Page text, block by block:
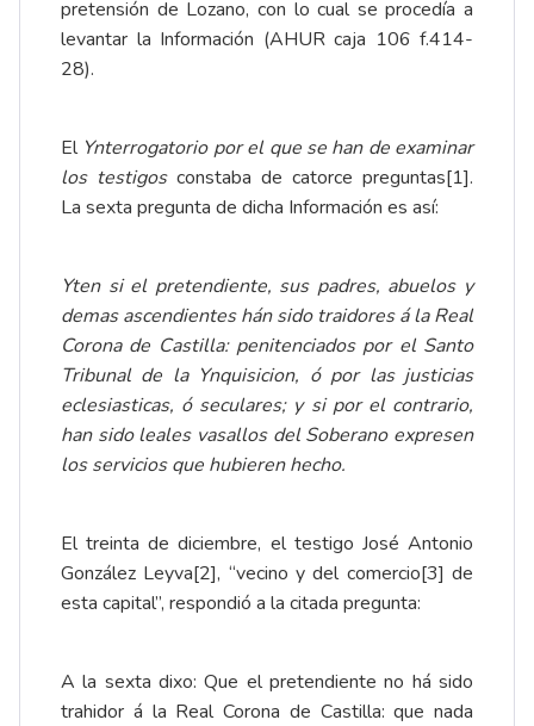
pretensión de Lozano, con lo cual se procedía a
levantar la Información (AHUR caja 106 f.414-
28).
El Ynterrogatorio por el que se han de examinar
los testigosconstaba de catorce preguntas[1].
La sexta pregunta de dicha Información es así:
Yten si el pretendiente, sus padres, abuelos y
demas ascendientes hán sido traidores á la Real
Corona de Castilla: penitenciados por el Santo
Tribunal de la Ynquisicion, ó por las justicias
eclesiasticas, ó seculares; y si por el contrario,
han sido leales vasallos del Soberano expresen
los servicios que hubieren hecho.
El treinta de diciembre, el testigo José Antonio
González Leyva[2], “vecino y del comercio[3] de
esta capital”, respondió a la citada pregunta:
A la sexta dixo: Que el pretendiente no há sido
trahidor á la Real Corona de Castilla: que nada